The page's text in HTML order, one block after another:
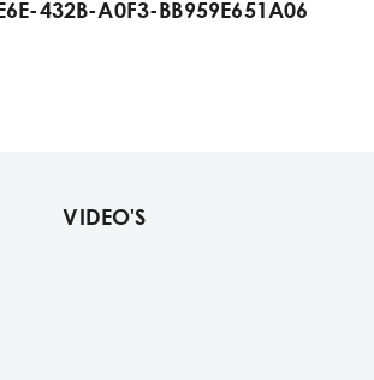
432B-A0F3-BB959E651A06
VIDEO'S